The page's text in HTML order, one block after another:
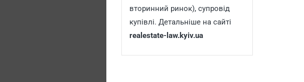
вторинний ринок), супровід
купівлі. Детальніше на сайті
realestate-law.kyiv.ua